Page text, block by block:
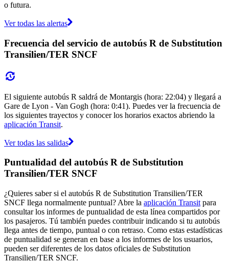
o futura.
Ver todas las alertas
Frecuencia del servicio de autobús R de Substitution
Transilien/TER SNCF
El siguiente autobús R saldrá de Montargis (hora: 22:04) y llegará a
Gare de Lyon - Van Gogh (hora: 0:41). Puedes ver la frecuencia de
los siguientes trayectos y conocer los horarios exactos abriendo la
aplicación Transit.
Ver todas las salidas
Puntualidad del autobús R de Substitution
Transilien/TER SNCF
¿Quieres saber si el autobús R de Substitution Transilien/TER
SNCF llega normalmente puntual? Abre la aplicación Transit para
consultar los informes de puntualidad de esta línea compartidos por
los pasajeros. Tú también puedes contribuir indicando si tu autobús
llega antes de tiempo, puntual o con retraso. Como estas estadísticas
de puntualidad se generan en base a los informes de los usuarios,
pueden ser diferentes de los datos oficiales de Substitution
Transilien/TER SNCF.